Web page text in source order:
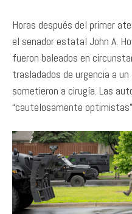
Horas después del primer
el senador estatal John A.
fueron baleados en
trasladados de urgencia a
sometieron a cirugía. Las
“cautelosamente